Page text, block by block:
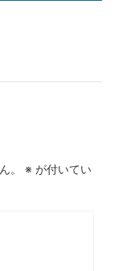
。 ※ が付いてい